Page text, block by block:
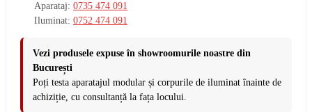
Aparataj: 0735 474 091
Iluminat: 0752 474 091
Vezi produsele expuse în showroomurile noastre din
București
Poți testa aparatajul modular și corpurile de iluminat înainte de
achiziție, cu consultanță la fața locului.